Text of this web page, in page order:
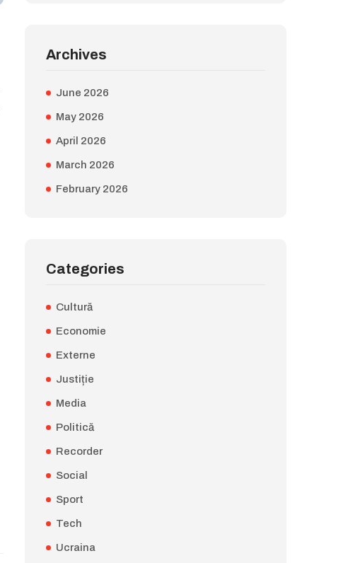
Archives
June 2026
May 2026
April 2026
March 2026
February 2026
Categories
Cultură
Economie
Externe
Justiție
Media
Politică
Recorder
Social
Sport
Tech
Ucraina